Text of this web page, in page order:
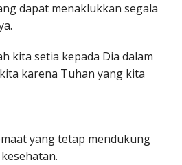
dapat menaklukkan segala
kita setia kepada Dia dalam
karena Tuhan yang kita
yang tetap mendukung